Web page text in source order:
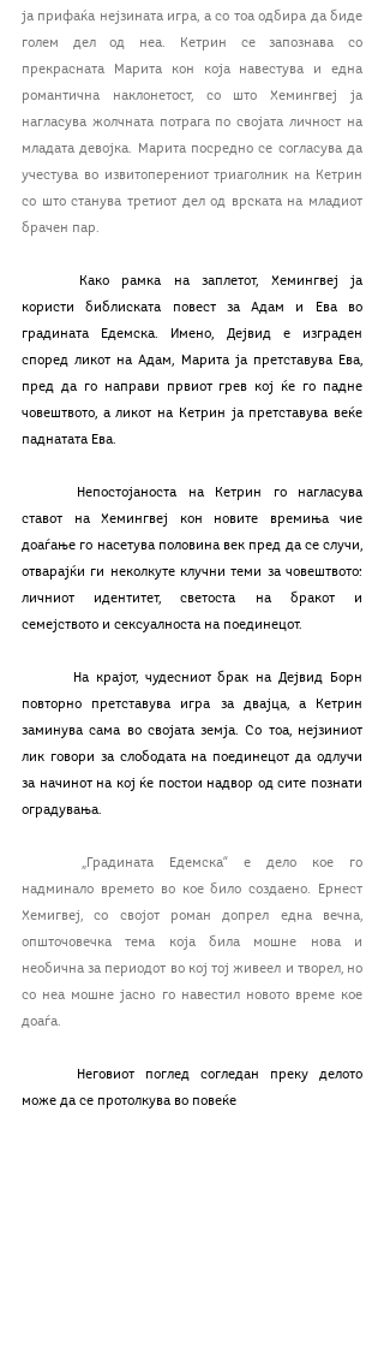
ја прифаќа нејзината игра, а со тоа одбира да биде
голем дел од неа. Кетрин се запознава со
прекрасната Марита кон која навестува и една
романтична наклонетост, со што Хемингвеј ја
нагласува жолчната потрага по својата личност на
младата девојка. Марита посредно се согласува да
учестува во извитоперениот триаголник на Кетрин
со што станува третиот дел од врската на младиот
брачен пар.
користи библиската повест за Адам и Ева во
градината Едемска. Имено, Дејвид е изграден
според ликот на Адам, Марита ја претставува Ева,
пред да го направи првиот грев кој ќе го падне
човештвото, а ликот на Кетрин ја претставува веќе
паднатата Ева.
ставот на Хемингвеј кон новите времиња чие
доаѓање го насетува половина век пред да се случи,
отварајќи ги неколкуте клучни теми за човештвото:
личниот идентитет, светоста на бракот и
семејството и сексуалноста на поединецот.
повторно претставува игра за двајца, а Кетрин
заминува сама во својата земја. Со тоа, нејзиниот
лик говори за слободата на поединецот да одлучи
за начинот на кој ќе постои надвор од сите познати
оградувања.
„Градината Едемска“ е дело кое го
надминало времето во кое било создаено. Ернест
Хемигвеј, со својот роман допрел една вечна,
општочовечка тема која била мошне нова и
необична за периодот во кој тој живеел и творел, но
со неа мошне јасно го навестил новото време кое
доаѓа.
може да се протолкува во повеќе